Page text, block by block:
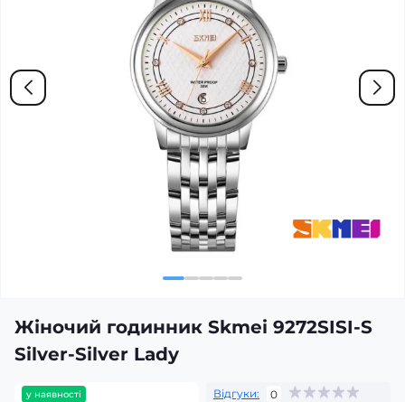
Жіночий годинник Skmei 9272SISI-S
Silver-Silver Lady
у наявності Відгуки:
0